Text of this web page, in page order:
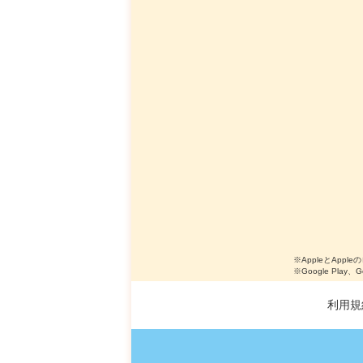
※AppleとAppleの
※Google Play、
利用